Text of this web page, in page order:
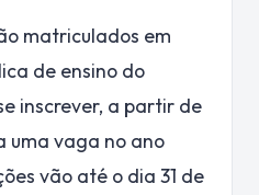
matriculados em
de ensino do
inscrever, a partir de
uma vaga no ano
vão até o dia 31 de